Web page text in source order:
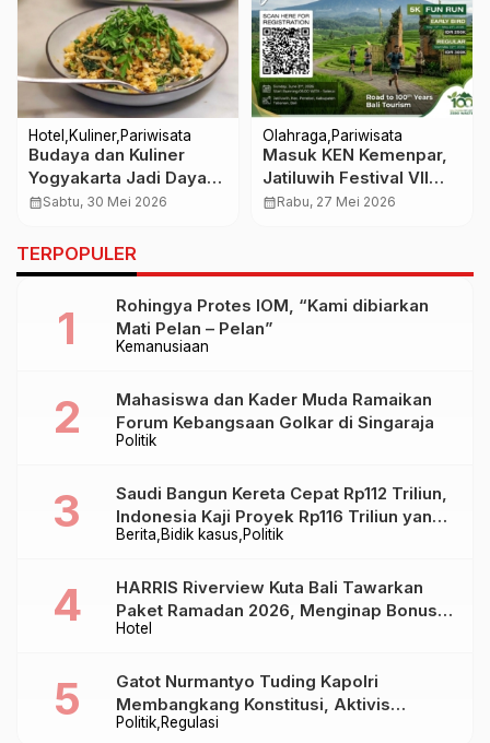
Hotel Kuliner Pariwisata
Budaya dan Kuliner
Yogyakarta Jadi Daya
Tarik Utama, Royal
Minat Buyer
Mancanegara di BBTF
calendar_monthSabtu, 30 Mei 2026
Olahraga Pariwisata
Masuk KEN Kemenpar,
Jatiluwih Festival VII
2026 Siap Gaungkan
calendar_monthRabu, 27 Mei 2026
TERPOPULER
Kemanusiaan
Rohingya Protes IOM, “Kami dibiarkan
Mati Pelan – Pelan”
Politik
Mahasiswa dan Kader Muda Ramaikan
Forum Kebangsaan Golkar di Singaraja
Berita Bidik kasus Politik
Saudi Bangun Kereta Cepat Rp112 Triliun,
Indonesia Kaji Proyek Rp116 Triliun yang
Baru Sampai Bandung
Hotel
HARRIS Riverview Kuta Bali Tawarkan
Paket Ramadan 2026, Menginap Bonus
Takjil hingga Bukber Mulai Rp88.888
Politik Regulasi
Gatot Nurmantyo Tuding Kapolri
Membangkang Konstitusi, Aktivis
Tegaskan Polri Tak Punya Sejarah